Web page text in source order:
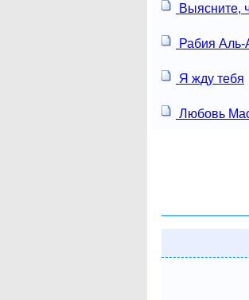
Выясните,
Рабия Аль-
Я жду тебя
Любовь